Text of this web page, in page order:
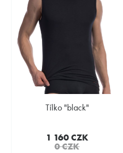
tílko "black"
1 160 CZK
0 CZK